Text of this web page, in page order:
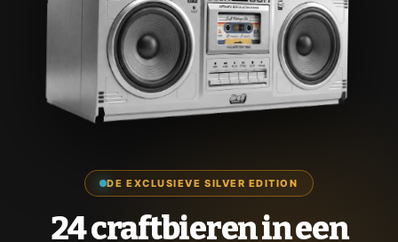
DE EXCLUSIEVE SILVER EDITION
24 craftbieren in een